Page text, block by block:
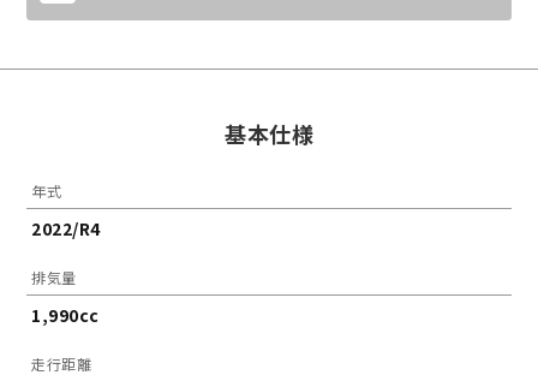
基本仕様
年式
2022/R4
排気量
1,990cc
走行距離